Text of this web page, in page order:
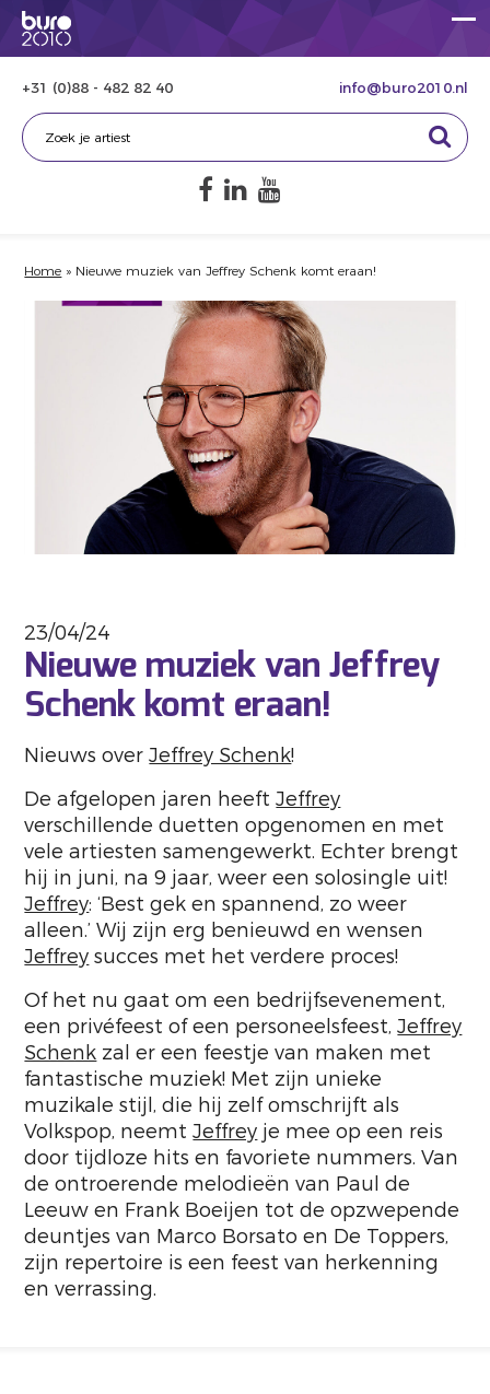
+31 (0)88 - 482 82 40 info@buro2010.nl
Home » Nieuwe muziek van Jeffrey Schenk komt eraan!
23/04/24
Nieuwe muziek van Jeffrey
Schenk komt eraan!
Nieuws overJeffrey Schenk!
De afgelopen jaren heeftJeffrey
verschillende duetten opgenomen en met
vele artiesten samengewerkt. Echter brengt
hij in juni, na 9 jaar, weer een solosingle uit!
Jeffrey: ‘Best gek en spannend, zo weer
alleen.’ Wij zijn erg benieuwd en wensen
Jeffrey succes met het verdere proces!
Of het nu gaat om een bedrijfsevenement,
een privéfeest of een personeelsfeest,Jeffrey
Schenk zal er een feestje van maken met
fantastische muziek! Met zijn unieke
muzikale stijl, die hij zelf omschrijft als
Volkspop, neemtJeffrey je mee op een reis
door tijdloze hits en favoriete nummers. Van
de ontroerende melodieën van Paul de
Leeuw en Frank Boeijen tot de opzwepende
deuntjes van Marco Borsato en De Toppers,
zijn repertoire is een feest van herkenning
en verrassing.